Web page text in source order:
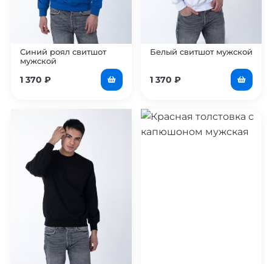
Синий роял свитшот
мужской
1 370 ₽
Белый свитшот мужской
1 370 ₽